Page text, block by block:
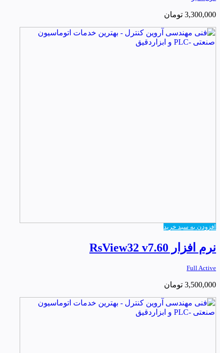
3,300,000 تومان
افزودن به سبد خرید
نرم افزار RsView32 v7.60
Full Active
3,500,000 تومان